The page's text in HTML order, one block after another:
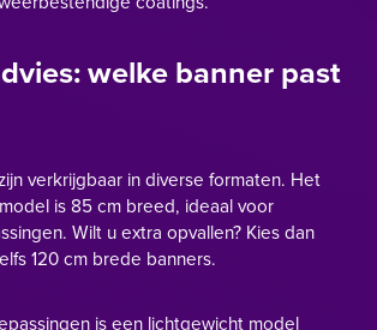
welke banner past
verkrijgbaar in diverse formaten. Het
is 85 cm breed, ideaal voor
Wilt u extra opvallen? Kies dan
120 cm brede banners.
is een lichtgewicht model